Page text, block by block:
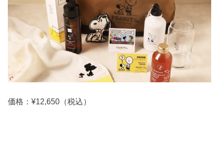
価格：¥12,650（税込）